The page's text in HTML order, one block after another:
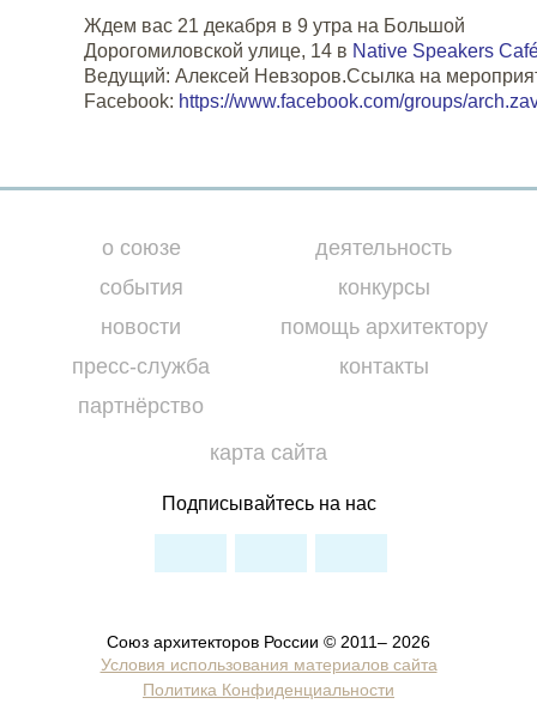
Ждем вас 21 декабря в 9 утра на Большой
Дорогомиловской улице, 14 в Native Speakers
Ведущий: Алексей Невзоров.Ссылка на
Facebook: https://www.facebook.com/groups/
о союзе
события
новости
пресс-служба
партнёрство
деятельность
конкурсы
помощь архитектору
контакты
карта сайта
Подписывайтесь на нас
Союз архитекторов России © 2011– 2026
Условия использования материалов сайта
Политика Конфиденциальности